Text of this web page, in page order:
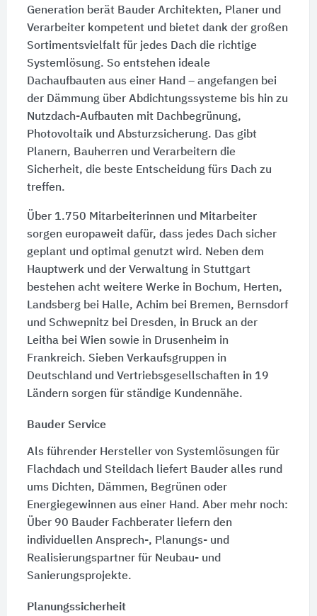
Generation berät Bauder Architekten, Planer und
Verarbeiter kompetent und bietet dank der großen
Sortimentsvielfalt für jedes Dach die richtige
Systemlösung. So entstehen ideale
Dachaufbauten aus einer Hand – angefangen bei
der Dämmung über Abdichtungssysteme bis hin zu
Nutzdach-Aufbauten mit Dachbegrünung,
Photovoltaik und Absturzsicherung. Das gibt
Planern, Bauherren und Verarbeitern die
Sicherheit, die beste Entscheidung fürs Dach zu
treffen.
Über 1.750 Mitarbeiterinnen und Mitarbeiter
sorgen europaweit dafür, dass jedes Dach sicher
geplant und optimal genutzt wird. Neben dem
Hauptwerk und der Verwaltung in Stuttgart
bestehen acht weitere Werke in Bochum, Herten,
Landsberg bei Halle, Achim bei Bremen, Bernsdorf
und Schwepnitz bei Dresden, in Bruck an der
Leitha bei Wien sowie in Drusenheim in
Frankreich. Sieben Verkaufsgruppen in
Deutschland und Vertriebsgesellschaften in 19
Ländern sorgen für ständige Kundennähe.
Bauder Service
Als führender Hersteller von Systemlösungen für
Flachdach und Steildach liefert Bauder alles rund
ums Dichten, Dämmen, Begrünen oder
Energiegewinnen aus einer Hand. Aber mehr noch:
Über 90 Bauder Fachberater liefern den
individuellen Ansprech-, Planungs- und
Realisierungspartner für Neubau- und
Sanierungsprojekte.
Planungssicherheit